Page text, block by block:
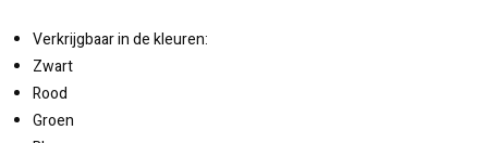
Verkrijgbaar in de kleuren:
Zwart
Rood
Groen